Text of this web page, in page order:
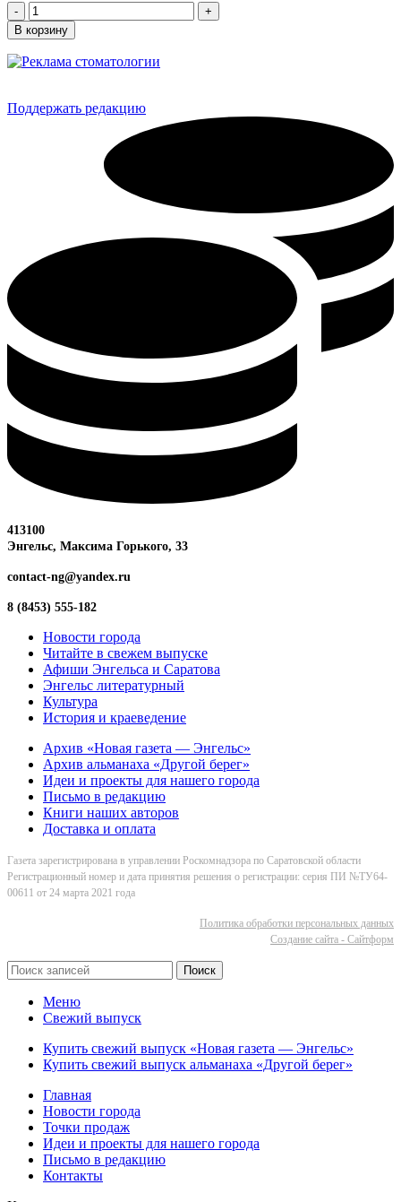
Количество
товара
«Новая
газета
—
№
В корзину
Поддержать редакцию
413100
Энгельс, Максима Горького, 33
contact-ng@yandex.ru
8 (8453) 555-182
Новости города
Читайте в свежем выпуске
Афиши Энгельса и Саратова
Энгельс литературный
Культура
История и краеведение
Архив «Новая газета — Энгельс»
Архив альманаха «Другой берег»
Идеи и проекты для нашего города
Письмо в редакцию
Книги наших авторов
Доставка и оплата
Газета зарегистрирована в управлении Роскомнадзора по Саратовской области
Регистрационный номер и дата принятия решения о регистрации: серия ПИ №ТУ64-
00611 от 24 марта 2021 года
Политика обработки персональных данных
Cоздание сайта - Сайтформ
Поиск
Меню
Свежий выпуск
Купить свежий выпуск «Новая газета — Энгельс»
Купить свежий выпуск альманаха «Другой берег»
Главная
Новости города
Точки продаж
Идеи и проекты для нашего города
Письмо в редакцию
Контакты